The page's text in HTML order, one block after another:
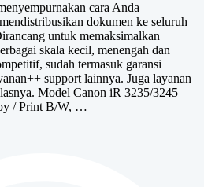
cara Anda
dokumen ke seluruh
untuk memaksimalkan
skala kecil, menengah dan
sudah termasuk garansi
support lainnya. Juga layanan
Model Canon iR 3235/3245
/ Print B/W, …